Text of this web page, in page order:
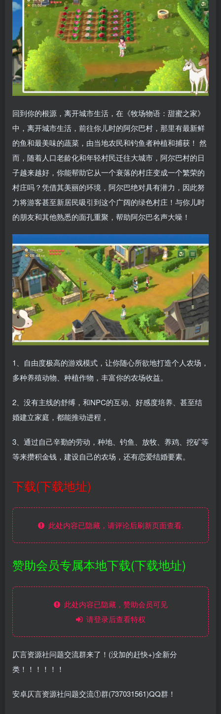
回到你的根源，离开城市生活，在《牧场物语：甜蜜之家》
中，离开城市生活，前往你儿时的阿尔巴村，那里有最新鲜
的鱼和最美味的蔬菜，由当地农民和钓鱼者种植和捕获！ 然
而，随着人口老龄化和年轻村民迁往大城市，阿尔巴村的日
子越来越好，你能帮助它从一个衰落的村庄变成一个繁荣的
村庄吗？凭借其美丽的环境，阿尔巴绝对具有潜力，因此努
力将游客甚至新居民吸引到这个广阔的绿色村庄！与你儿时
的朋友和其他熟悉的面孔重聚，帮助阿尔巴名声大噪！
1、自由度极高的游戏模式，让你随心所欲地打造个人农场，
多种养殖动物、种植作物，丰富你的农场收益。
2、没有主线的舒缚，和NPC的互动、好感度培养、甚至结
婚建立家庭，都能推动进程，
3、通过自己辛勤的劳动，种地、钓鱼、放牧、养鸡、挖矿等
等来攒积金钱，建设自己的农场，还有恋爱结婚要素。
下载(下载地址)
此处内容已隐藏，请评论后刷新页面查看.
赞助会员专属本地下载(下载地址)
此处内容已隐藏，赞助会员可见
请登录后查看特权
仄言资源社问题交流群来了！(没加的赶快+)全新分
类！！！！！！
安卓仄言资源社问题交流①群(737031561)QQ群！